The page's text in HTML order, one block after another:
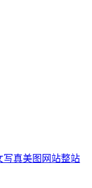
写真美图网站整站